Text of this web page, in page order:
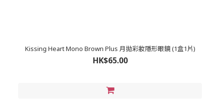
Kissing Heart Mono Brown Plus 月拋彩妝隱形眼鏡 (1盒1片)
HK$65.00